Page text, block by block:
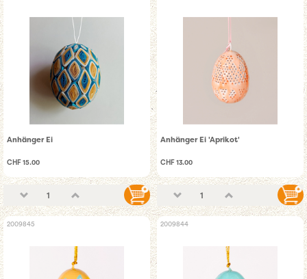
Anhänger Ei
CHF 15.00
Anhänger Ei 'Aprikot'
CHF 13.00
2009845 2009844